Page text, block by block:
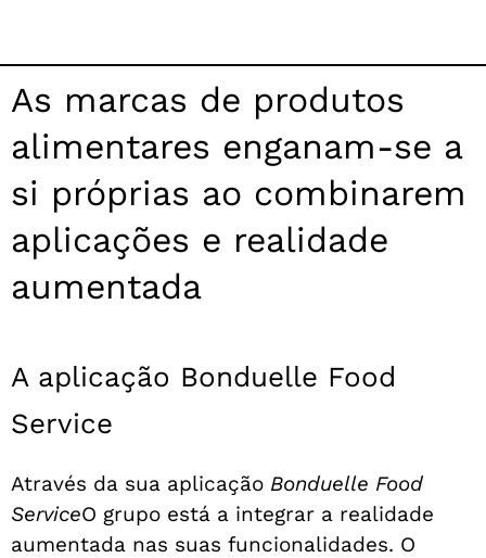
As marcas de produtos
alimentares enganam-se a
si próprias ao combinarem
aplicações e realidade
aumentada
A aplicação Bonduelle Food
Service
Através da sua aplicação Bonduelle Food
ServiceO grupo está a integrar a realidade
aumentada nas suas funcionalidades. O